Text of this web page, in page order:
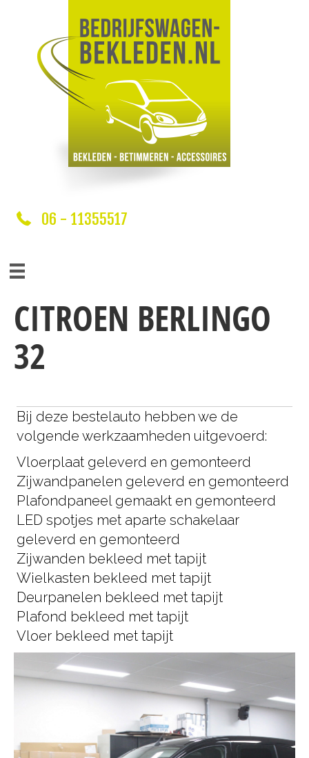
06 - 11355517
CITROEN BERLINGO
32
Bij deze bestelauto hebben we de
volgende werkzaamheden uitgevoerd:
Vloerplaat geleverd en gemonteerd
Zijwandpanelen geleverd en gemonteerd
Plafondpaneel gemaakt en gemonteerd
LED spotjes met aparte schakelaar
geleverd en gemonteerd
Zijwanden bekleed met tapijt
Wielkasten bekleed met tapijt
Deurpanelen bekleed met tapijt
Plafond bekleed met tapijt
Vloer bekleed met tapijt